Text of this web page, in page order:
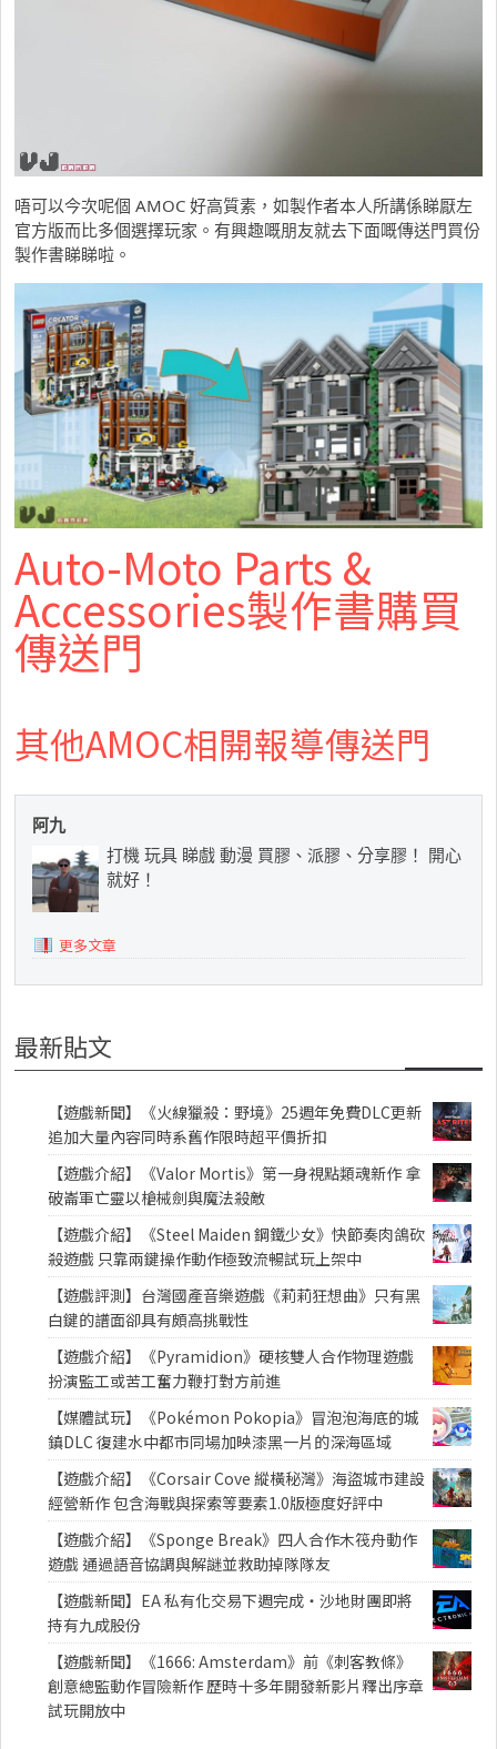
唔可以今次呢個 AMOC 好高質素，如製作者本人所講係睇厭左
官方版而比多個選擇玩家。有興趣嘅朋友就去下面嘅傳送門買份
製作書睇睇啦。
Auto-Moto Parts &
Accessories製作書購買
傳送門
其他AMOC相開報導傳送門
阿九
打機 玩具 睇戲 動漫 買膠、派膠、分享膠！ 開心
就好！
更多文章
最新貼文
【遊戲新聞】《火線獵殺：野境》25週年免費DLC更新
追加大量內容同時系舊作限時超平價折扣
【遊戲介紹】《Valor Mortis》第一身視點類魂新作 拿
破崙軍亡靈以槍械劍與魔法殺敵
【遊戲介紹】《Steel Maiden 鋼鐵少女》快節奏肉鴿砍
殺遊戲 只靠兩鍵操作動作極致流暢試玩上架中
【遊戲評測】台灣國產音樂遊戲《莉莉狂想曲》只有黑
白鍵的譜面卻具有頗高挑戰性
【遊戲介紹】《Pyramidion》硬核雙人合作物理遊戲
扮演監工或苦工奮力鞭打對方前進
【媒體試玩】《Pokémon Pokopia》冒泡泡海底的城
鎮DLC 復建水中都市同場加映漆黑一片的深海區域
【遊戲介紹】《Corsair Cove 縱橫秘灣》海盜城市建設
經營新作 包含海戰與探索等要素1.0版極度好評中
【遊戲介紹】《Sponge Break》四人合作木筏舟動作
遊戲 通過語音協調與解謎並救助掉隊隊友
【遊戲新聞】EA 私有化交易下週完成・沙地財團即將
持有九成股份
【遊戲新聞】《1666: Amsterdam》前《刺客教條》
創意總監動作冒險新作 歷時十多年開發新影片釋出序章
試玩開放中